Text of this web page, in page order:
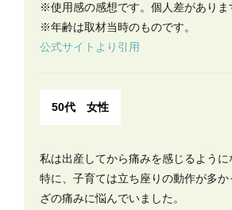
※使用感の感想です。個人差がありま
※年齢は取材当時のものです。
公式サイトより引用
50代 女性
私は出産してから痛みを感じるように
特に、子育ては立ち座りの動作が多か
ざの痛みに悩んでいました。